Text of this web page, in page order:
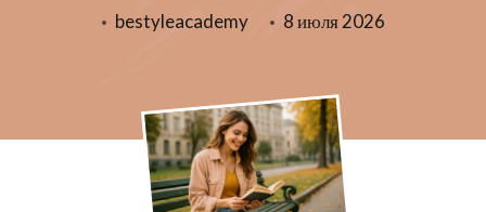
bestyleacademy 8 июля 2026